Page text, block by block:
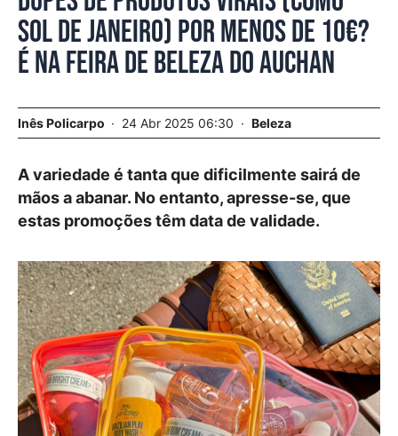
Sol de Janeiro) por menos de 10€?
É na Feira de Beleza do Auchan
Inês Policarpo 24 Abr 2025 06:30 Beleza
A variedade é tanta que dificilmente sairá de
mãos a abanar. No entanto, apresse-se, que
estas promoções têm data de validade.